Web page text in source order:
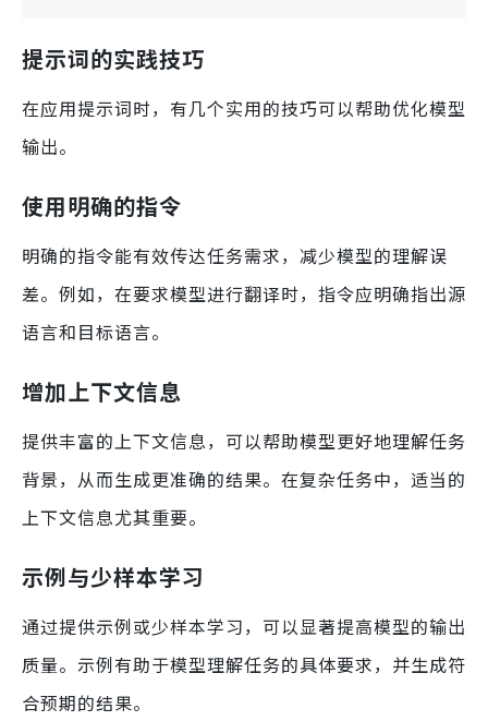
提示词的实践技巧
在应用提示词时，有几个实用的技巧可以帮助优化模型
输出。
使用明确的指令
明确的指令能有效传达任务需求，减少模型的理解误
差。例如，在要求模型进行翻译时，指令应明确指出源
语言和目标语言。
增加上下文信息
提供丰富的上下文信息，可以帮助模型更好地理解任务
背景，从而生成更准确的结果。在复杂任务中，适当的
上下文信息尤其重要。
示例与少样本学习
通过提供示例或少样本学习，可以显著提高模型的输出
质量。示例有助于模型理解任务的具体要求，并生成符
合预期的结果。